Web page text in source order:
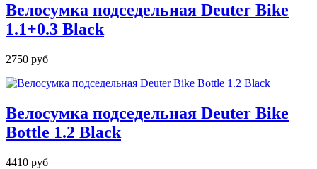
Велосумка подседельная Deuter Bike
1.1+0.3 Black
2750 руб
Велосумка подседельная Deuter Bike
Bottle 1.2 Black
4410 руб